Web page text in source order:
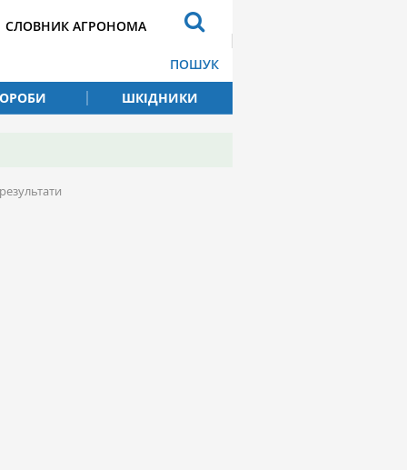
СЛОВНИК АГРОНОМА
ПОШУК
ШКІДНИКИ